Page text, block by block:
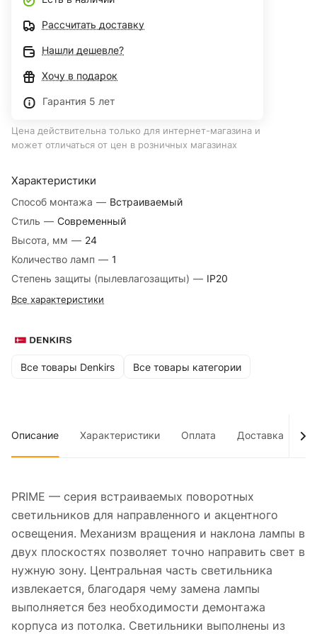
Характеристики
Способ монтажа — Встраиваемый
Стиль — Современный
Высота, мм — 24
Количество ламп — 1
Степень защиты (пылевлагозащиты) — IP20
Все характеристики
Все товары Denkirs Все товары категории
Рассчитать доставку
Нашли дешевле?
Хочу в подарок
Гарантия 5 лет
Цена действительна только для интернет-магазина и
может отличаться от цен в розничных магазинах
Описание Характеристики Оплата Доставка
PRIME — серия встраиваемых поворотных
светильников для направленного и акцентного
освещения. Механизм вращения и наклона лампы в
двух плоскостях позволяет точно направить свет в
нужную зону. Центральная часть светильника
извлекается, благодаря чему замена лампы
выполняется без необходимости демонтажа
корпуса из потолка. Светильники выполнены из